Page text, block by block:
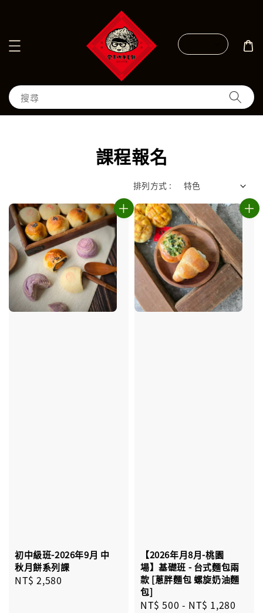
搜尋
課程報名
排列方式 :
初中級班-2026年9月 中
秋月餅系列課
Regular
NT$ 2,580
【2026年月8月-桃園
場】基礎班 - 台式麵包兩
款 [蔥胖麵包 螺旋奶油麵
包]
Regular
NT$ 500 - NT$ 1,280